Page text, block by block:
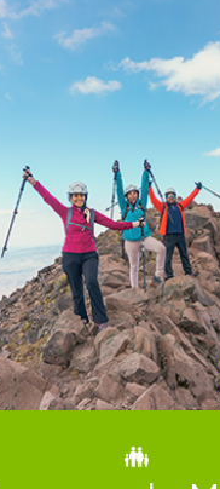
inspiración para el
Ver más